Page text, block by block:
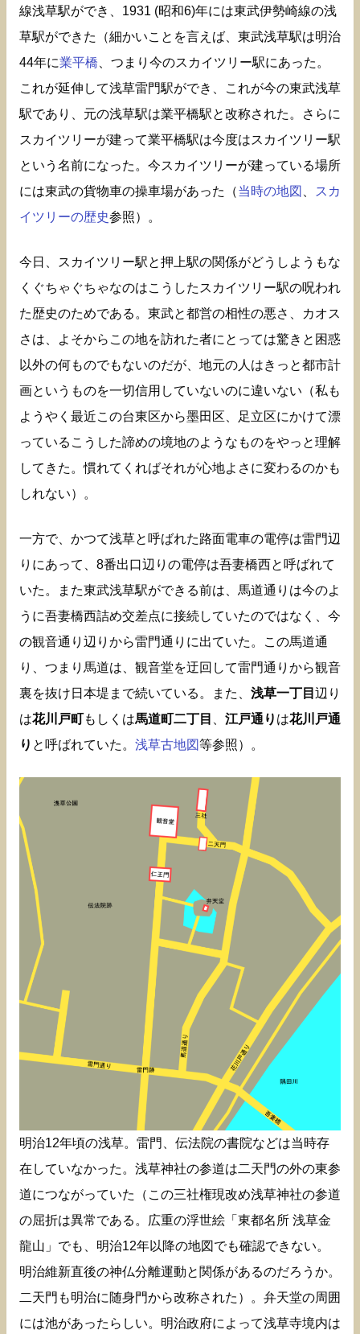
線浅草駅ができ、1931 (昭和6)年には東武伊勢崎線の浅
草駅ができた（細かいことを言えば、東武浅草駅は明治
44年に業平橋 、つまり今のスカイツリー駅にあった。
これが延伸して浅草雷門駅ができ、これが今の東武浅草
駅であり、元の浅草駅は業平橋駅と改称された。さらに
スカイツリーが建って業平橋駅は今度はスカイツリー駅
という名前になった。今スカイツリーが建っている場所
には東武の貨物車の操車場があった（当時の地図
スカ
イツリーの歴史参照）。
今日、スカイツリー駅と押上駅の関係がどうしようもな
くぐちゃぐちゃなのはこうしたスカイツリー駅の呪われ
た歴史のためである。東武と都営の相性の悪さ、カオス
さは、よそからこの地を訪れた者にとっては驚きと困惑
以外の何ものでもないのだが、地元の人はきっと都市計
画というものを一切信用していないのに違いない（私も
ようやく最近この台東区から墨田区、足立区にかけて漂
っているこうした諦めの境地のようなものをやっと理解
してきた。慣れてくればそれが心地よさに変わるのかも
しれない）。
一方で、かつて浅草と呼ばれた路面電車の電停は雷門辺
りにあって、8番出口辺りの電停は吾妻橋西と呼ばれて
いた。また東武浅草駅ができる前は、馬道通りは今のよ
うに吾妻橋西詰め交差点に接続していたのではなく、今
の観音通り辺りから雷門通りに出ていた。この馬道通
り、つまり馬道は、観音堂を迂回して雷門通りから観音
裏を抜け日本堤まで続いている。また、 浅草一丁目 辺り
は花川戸町もしくは馬道町二丁目 江戸通り は花川戸通
り と呼ばれていた。 浅草古地図等参照）。
明治12年頃の浅草。雷門、伝法院の書院などは当時存
在していなかった。浅草神社の参道は二天門の外の東参
道につながっていた（この三社権現改め浅草神社の参道
の屈折は異常である。広重の浮世絵「東都名所 浅草金
龍山」でも、明治12年以降の地図でも確認できない。
明治維新直後の神仏分離運動と関係があるのだろうか。
二天門も明治に随身門から改称された）。弁天堂の周囲
には池があったらしい。明治政府によって浅草寺境内は